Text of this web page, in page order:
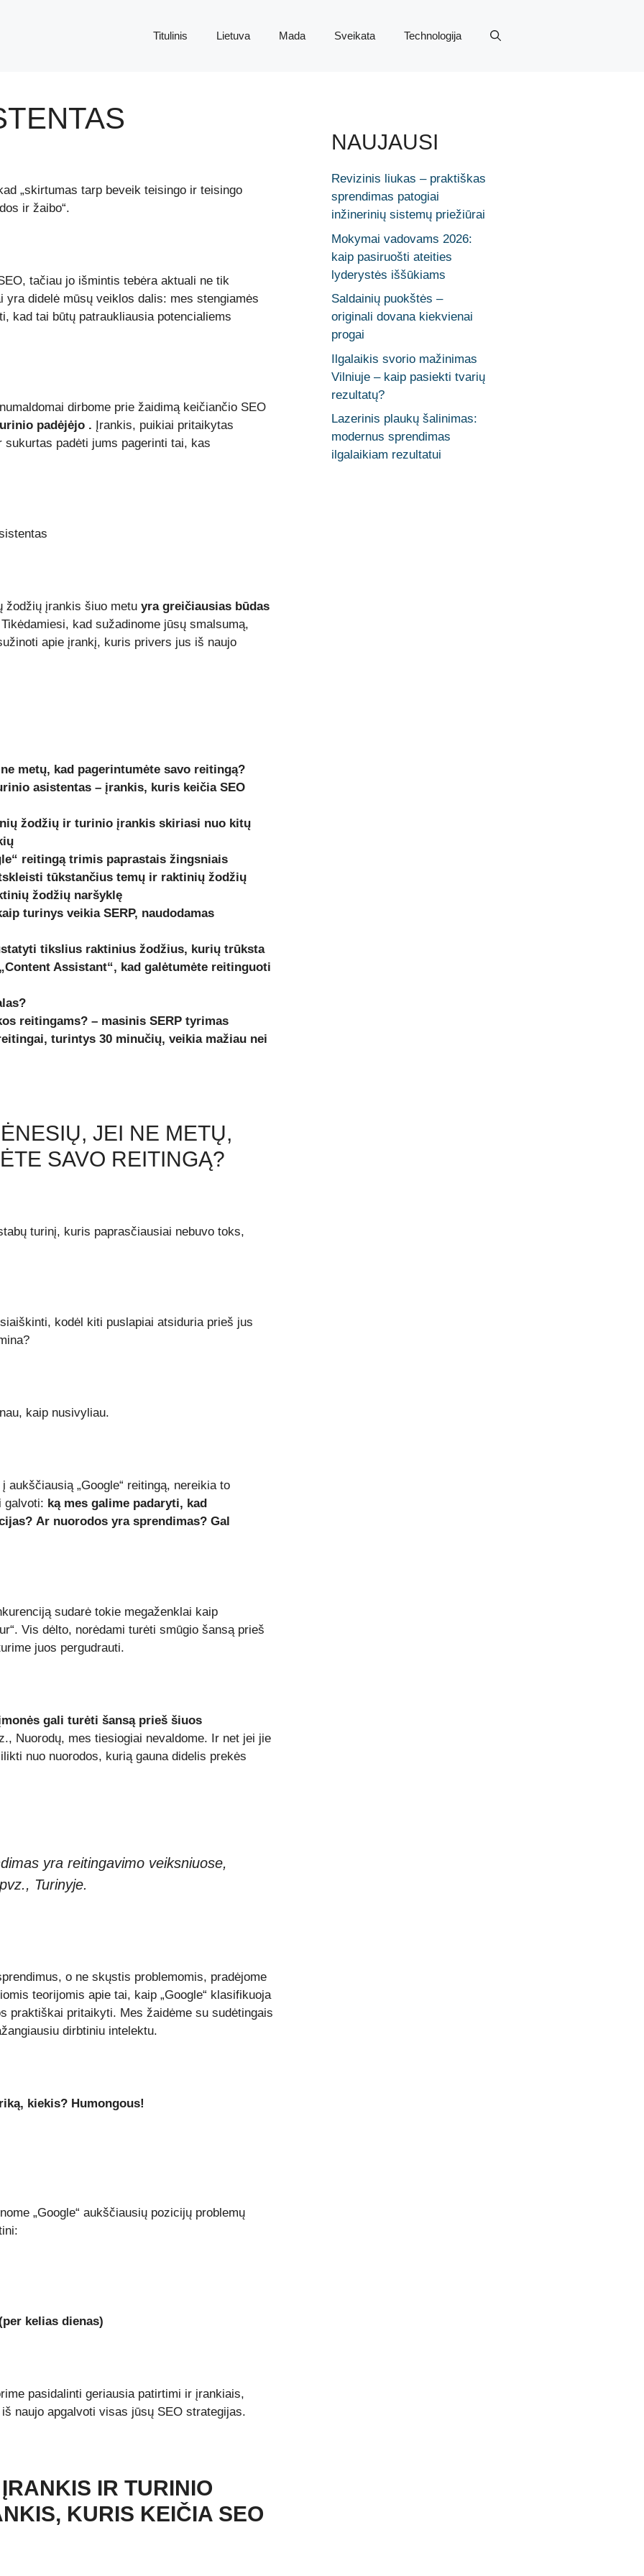
Titulinis Lietuva Mada Sveikata Technologija
„skirtumas tarp beveik teisingo ir teisingo
ir žaibo“.
tačiau jo išmintis tebėra aktuali ne tik
yra didelė mūsų veiklos dalis: mes stengiamės
kad tai būtų patraukliausia potencialiems
dirbome prie žaidimą keičiančio SEO
padėjėjo.
Įrankis, puikiai pritaikytas
padėti jums pagerinti tai, kas
žodžių įrankis šiuo metu yra greičiausias būdas
kad sužadinome jūsų smalsumą,
apie įrankį, kuris privers jus iš naujo
metų, kad pagerintumėte savo reitingą?
asistentas – įrankis, kuris keičia SEO
žodžių ir turinio įrankis skiriasi nuo kitų
reitingą trimis paprastais žingsniais
tūkstančius temų ir raktinių žodžių
žodžių naršyklę
turinys veikia SERP, naudodamas
tikslius raktinius žodžius, kurių trūksta
Assistant“, kad galėtumėte reitinguoti
reitingams? – masinis SERP tyrimas
turintys 30 minučių, veikia mažiau nei
JEI NE METŲ,
SAVO REITINGĄ?
turinį, kuris paprasčiausiai nebuvo toks,
kodėl kiti puslapiai atsiduria prieš jus
kaip nusivyliau.
„Google“ reitingą, nereikia to
galvoti: ką mes galime padaryti, kad
Ar nuorodos yra sprendimas? Gal
sudarė tokie megaženklai kaip
Vis dėlto, norėdami turėti smūgio šansą prieš
juos pergudrauti.
gali turėti šansą prieš šiuos
Nuorodų, mes tiesiogiai nevaldome. Ir net jei jie
nuo nuorodos, kurią gauna didelis prekės
yra reitingavimo veiksniuose,
Turinyje.
o ne skųstis problemomis, pradėjome
teorijomis apie tai, kaip „Google“ klasifikuoja
praktiškai pritaikyti. Mes žaidėme su sudėtingais
dirbtiniu intelektu.
kiekis? Humongous!
„Google“ aukščiausių pozicijų problemų
kelias dienas)
pasidalinti geriausia patirtimi ir įrankiais,
naujo apgalvoti visas jūsų SEO strategijas.
IR TURINIO
KURIS KEIČIA SEO
NAUJAUSI
Revizinis liukas – praktiškas
sprendimas patogiai
inžinerinių sistemų priežiūrai
Mokymai vadovams 2026:
kaip pasiruošti ateities
lyderystės iššūkiams
Saldainių puokštės –
originali dovana kiekvienai
progai
Ilgalaikis svorio mažinimas
Vilniuje – kaip pasiekti tvarių
rezultatų?
Lazerinis plaukų šalinimas:
modernus sprendimas
ilgalaikiam rezultatui